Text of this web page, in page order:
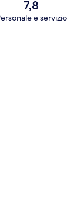
7,8
e servizio